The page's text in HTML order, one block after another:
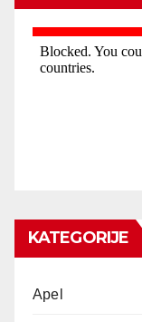
KATEGORIJE
Apel